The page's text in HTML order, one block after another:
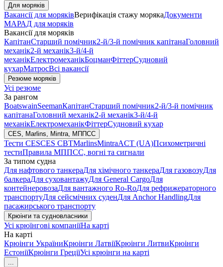
Для моряків
Вакансії для моряківВерифікація стажу морякаДокументи
МАРАД для моряків
Вакансії для моряків
КапітанСтарший помічник2-й/3-й помічник капітанаГоловний
механік2-й механік3-й/4-й
механікЕлектромеханікБоцманФіттерСудновий
кухарМатросВсі вакансії
Резюме моряків
Усі резюме
За рангом
BoatswainSeemanКапітанСтарший помічник2-й/3-й помічник
капітанаГоловний механік2-й механік3-й/4-й
механікЕлектромеханікФіттерСудновий кухар
CES, Marlins, Mintra, МППСС
Тести CESCES CBTMarlinsMintraACT (UA)Психометричні
тестиПравила МППСС, вогні та сигнали
За типом судна
Для нафтового танкераДля хімічного танкераДля газовозуДля
балкераДля суховантажуДля General CargoДля
контейнеровозаДля вантажного Ro-RoДля рефрижераторного
транспортуДля сейсмічних суденДля Anchor HandlingДля
пасажирського транспорту
Крюінги та судновласники
Усі крюїнгові компаніїНа карті
На карті
Крюінги УкраїниКрюінги ЛатвіїКрюінги ЛитвиКрюінги
ЕстоніїКрюінги ГреціїУсі крюінги на карті
...